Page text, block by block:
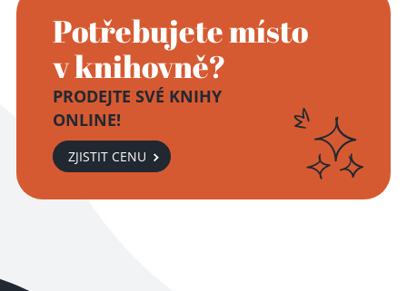
Potřebujete místo
v knihovně?
PRODEJTE SVÉ KNIHY
ONLINE!
ZJISTIT CENU